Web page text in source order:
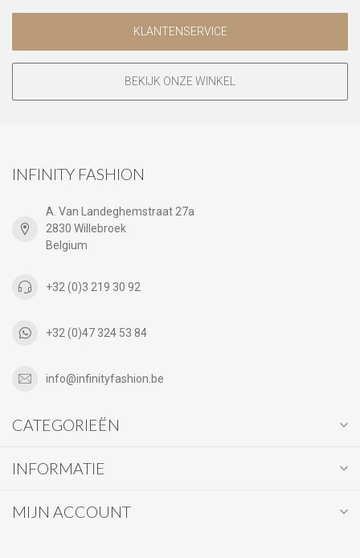
KLANTENSERVICE
BEKIJK ONZE WINKEL
INFINITY FASHION
A. Van Landeghemstraat 27a
2830 Willebroek
Belgium
+32 (0)3 219 30 92
+32 (0)47 324 53 84
info@infinityfashion.be
CATEGORIEËN
INFORMATIE
MIJN ACCOUNT